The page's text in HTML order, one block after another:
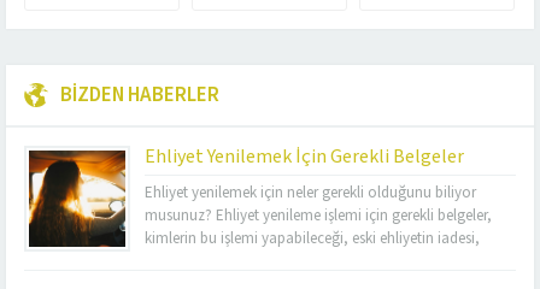
BİZDEN HABERLER
Ehliyet Yenilemek İçin Gerekli Belgeler
Ehliyet yenilemek için neler gerekli olduğunu biliyor
musunuz? Ehliyet yenileme işlemi için gerekli belgeler,
kimlerin bu işlemi yapabileceği, eski ehliyetin iadesi,